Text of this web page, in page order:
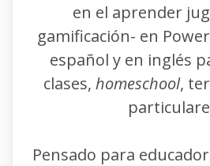
en el aprender
gamificación- en
español y en inglés
clases, homeschool,
Pensado para